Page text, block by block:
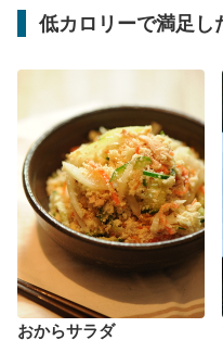
低カロリーで満足し
おからサラダ